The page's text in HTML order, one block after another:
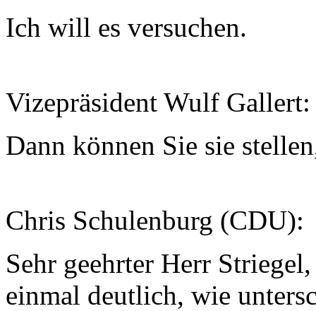
Ich will es versuchen.
Vizepräsident Wulf Gallert:
Dann können Sie sie
Chris Schulenburg (CDU):
Sehr geehrter Herr
einmal deutlich, wie